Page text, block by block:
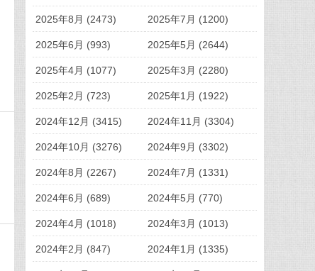
2025年8月 (2473) 2025年7月 (1200)
2025年6月 (993) 2025年5月 (2644)
2025年4月 (1077) 2025年3月 (2280)
2025年2月 (723) 2025年1月 (1922)
2024年12月 (3415) 2024年11月 (3304)
2024年10月 (3276) 2024年9月 (3302)
2024年8月 (2267) 2024年7月 (1331)
2024年6月 (689) 2024年5月 (770)
2024年4月 (1018) 2024年3月 (1013)
2024年2月 (847) 2024年1月 (1335)